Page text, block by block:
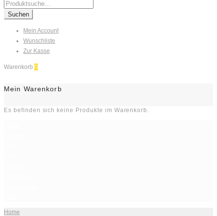
Search
for:
Suchen
Mein Account
Wunschliste
Zur Kasse
Warenkorb 0
Mein Warenkorb
Es befinden sich keine Produkte im Warenkorb.
Home